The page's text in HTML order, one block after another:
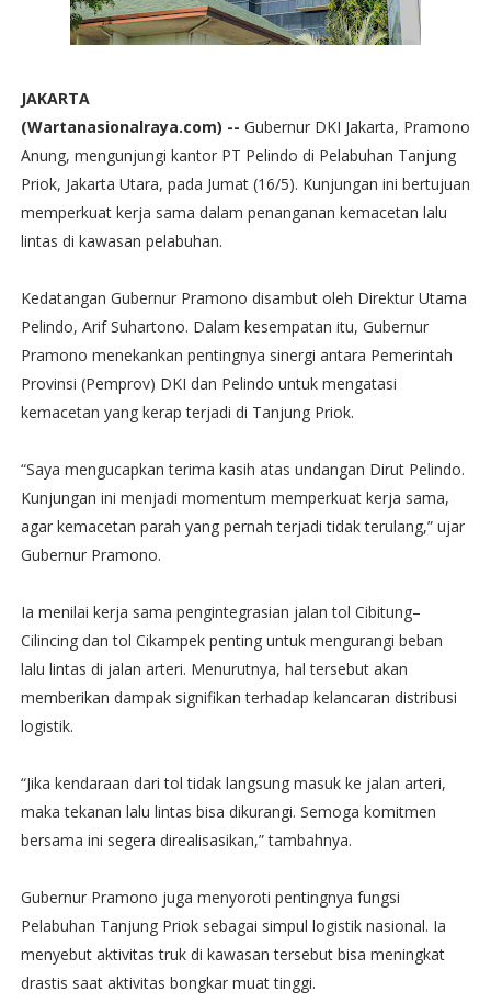
JAKARTA
(Wartanasionalraya.com) -- Gubernur DKI Jakarta, Pramono
Anung, mengunjungi kantor PT Pelindo di Pelabuhan Tanjung
Priok, Jakarta Utara, pada Jumat (16/5). Kunjungan ini bertujuan
memperkuat kerja sama dalam penanganan kemacetan lalu
lintas di kawasan pelabuhan.
Kedatangan Gubernur Pramono disambut oleh Direktur Utama
Pelindo, Arif Suhartono. Dalam kesempatan itu, Gubernur
Pramono menekankan pentingnya sinergi antara Pemerintah
Provinsi (Pemprov) DKI dan Pelindo untuk mengatasi
kemacetan yang kerap terjadi di Tanjung Priok.
“Saya mengucapkan terima kasih atas undangan Dirut Pelindo.
Kunjungan ini menjadi momentum memperkuat kerja sama,
agar kemacetan parah yang pernah terjadi tidak terulang,” ujar
Gubernur Pramono.
Ia menilai kerja sama pengintegrasian jalan tol Cibitung–
Cilincing dan tol Cikampek penting untuk mengurangi beban
lalu lintas di jalan arteri. Menurutnya, hal tersebut akan
memberikan dampak signifikan terhadap kelancaran distribusi
logistik.
“Jika kendaraan dari tol tidak langsung masuk ke jalan arteri,
maka tekanan lalu lintas bisa dikurangi. Semoga komitmen
bersama ini segera direalisasikan,” tambahnya.
Gubernur Pramono juga menyoroti pentingnya fungsi
Pelabuhan Tanjung Priok sebagai simpul logistik nasional. Ia
menyebut aktivitas truk di kawasan tersebut bisa meningkat
drastis saat aktivitas bongkar muat tinggi.